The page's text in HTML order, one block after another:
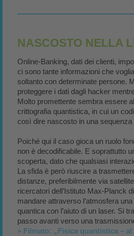
NASCOSTO NELLA
Online-Banking, dati dei clienti,
ci sono tante informazioni che
soltanto con determinate persone.
proteggere i dati dagli hacker
Molto promettente sembra essere
crittografia quantistica, in cui un
così dire nascosto in una sequenza
Poiché qui il caso gioca un ruolo
non è decodificabile. E soprattutto
scoperta, dato che qualsiasi
La sfida è però riuscire a
distanze, preferibilmente via
ricercatori dell’Istituto Max-Planck
mandare attraverso l’atmosfera
quantica con l’aiuto di un laser. Si
passo avanti verso una
» Filmato: „Fisica quantistica –